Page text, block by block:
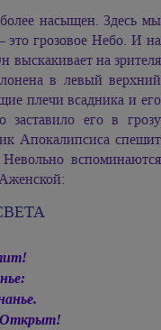
насыщен. Здесь мы
грозовое Небо. И на
выскакивает на зрителя
в левый верхний
плечи всадника и его
его в грозу
Апокалипсиса спешит
вспоминаются
Открыт!